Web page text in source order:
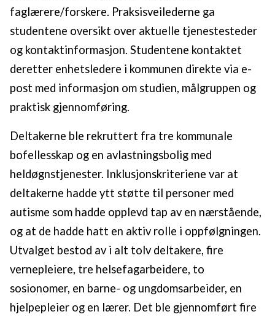
faglærere/forskere. Praksisveilederne ga
studentene oversikt over aktuelle tjenestesteder
og kontaktinformasjon. Studentene kontaktet
deretter enhetsledere i kommunen direkte via e-
post med informasjon om studien, målgruppen og
praktisk gjennomføring.
Deltakerne ble rekruttert fra tre kommunale
bofellesskap og en avlastningsbolig med
heldøgnstjenester. Inklusjonskriteriene var at
deltakerne hadde ytt støtte til personer med
autisme som hadde opplevd tap av en nærstående,
og at de hadde hatt en aktiv rolle i oppfølgningen.
Utvalget bestod av i alt tolv deltakere, fire
vernepleiere, tre helsefagarbeidere, to
sosionomer, en barne- og ungdomsarbeider, en
hjelpepleier og en lærer. Det ble gjennomført fire